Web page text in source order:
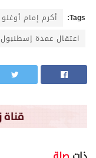
Tags: أكرم إمام أوغلو
اعتقال عمدة إسطنبول